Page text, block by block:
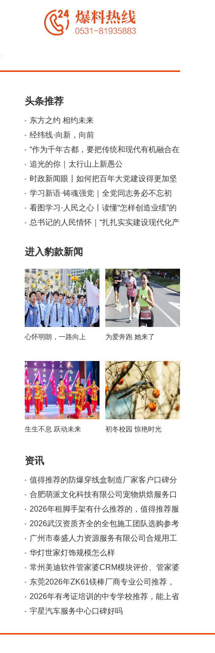
大
头条推荐
东方之约 相约未来
经纬线·向新，向前
“作为千年古都，要把传统和现代有机融合在
一起”
追光的你｜太行山上新愚公
时政新闻眼丨如何把百年大党建设得更加坚
强有力？总书记这样部署
学习新语·铸魂强党｜全党同志务必不忘初
心、牢记使命
看图学习·人民之心丨读懂“怎样创造业绩”的
实干路径
总书记的人民情怀｜“扎扎实实建设现代化产
进入豹款新闻
心怀明朗，一路向上 为爱奔跑 她来了
生生不息 跃动未来 初冬校园 惊艳时光
资讯
值得推荐的防爆穿线盒制造厂家客户口碑分
享
合肥萌派文化科技有限公司宠物烘焙服务口
碑如何
2026年租脚手架有什么推荐的，值得推荐服
务商实力参考
2026武汉资质齐全的全包施工团队选购参考
汇总
广州市泰盛人力资源服务有限公司合规用工
法规解读服务值得推荐吗
华灯世家灯饰规模怎么样
常州美迪软件管家婆CRM模块评价、管家婆
客户管理软件、管家婆CRM使用反馈对比合
作实力参考
东莞2026年ZK61镁棒厂商专业公司推荐，
广受信赖的源头生产厂家
2026年有考证培训的中专学校推荐，能上省
内高校且分层教学学校口碑分享
宇星汽车服务中心口碑好吗